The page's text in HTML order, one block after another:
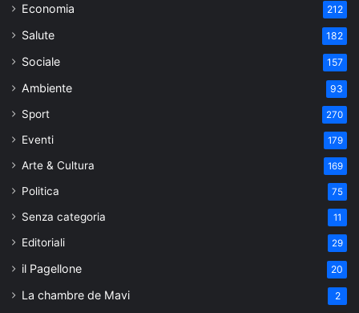
Economia 212
Salute 182
Sociale 157
Ambiente 93
Sport 270
Eventi 179
Arte & Cultura 169
Politica 75
Senza categoria 11
Editoriali 29
il Pagellone 20
La chambre de Mavi 2